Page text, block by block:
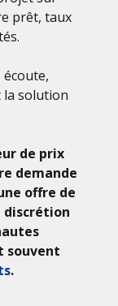
prêt, taux
écoute,
la solution
de prix
demande
offre de
souvent
.